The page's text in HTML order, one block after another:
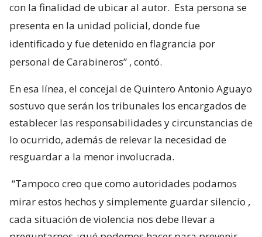
con la finalidad de ubicar al autor. Esta persona se
presenta en la unidad policial, donde fue
identificado y fue detenido en flagrancia por
personal de Carabineros” , contó.
En esa línea, el concejal de Quintero Antonio Aguayo
sostuvo que serán los tribunales los encargados de
establecer las responsabilidades y circunstancias de
lo ocurrido, además de relevar la necesidad de
resguardar a la menor involucrada.
“Tampoco creo que como autoridades podamos
mirar estos hechos y simplemente guardar silencio ,
cada situación de violencia nos debe llevar a